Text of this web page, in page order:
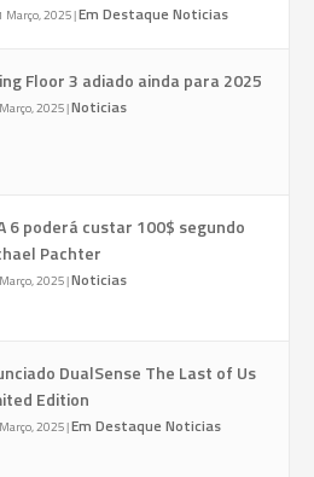
Março, 2025|Em Destaque Noticias
Floor 3 adiado ainda para 2025
2025|Noticias
6 poderá custar 100$ segundo
Pachter
2025|Noticias
DualSense The Last of Us
Edition
2025|Em Destaque Noticias